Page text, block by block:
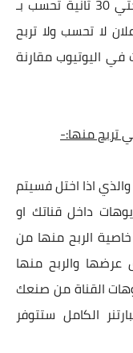
لا تحسب ولا تربح
في اليوتيوب مقارنة
تربح منها:-
اذا اختل فسيتم
داخل قناتك او
الربح منها من
والربح منها
القناة من صنعك
الكامل ستتوفر